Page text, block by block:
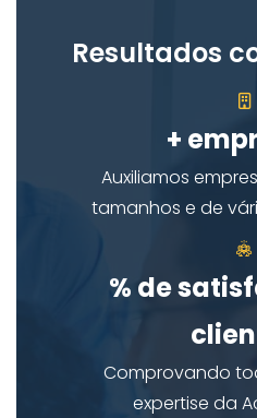
Resultados
+
Auxiliamos
tamanhos e de
% de
Comprovando
expertise da